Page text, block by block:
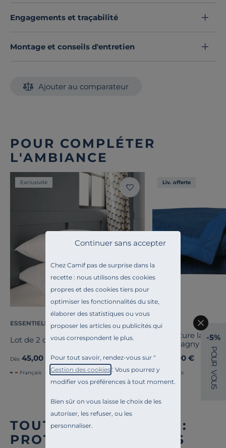
Chez Camif pas de surprise dans la
recette : nous utilisons des cookies
propres et des cookies tiers pour
optimiser les fonctionnalités du site,
élaborer des statistiques ou vous
proposer les articles ou publicités qui
vous correspondent le plus.
Pour tout savoir, rendez-vous sur "
Gestion des cookies". Vous pourrez y
modifier vos préférences à tout moment.
Bien sûr on vous laisse le choix de les
autoriser, les refuser, ou les
personnaliser.
Continuer sans accepter
Engagements et traçabilité
Montage et conseils d'entretien
Ajouter au comparateur
POUR COMPLÉTER
L'AMBIANCE
Exclusivité
ESSENTIELS PAR CAMIF
Lot de 2 oreillers Pacôme
Dès 45,00 €
Français
Liv. offerte
OURSON
Couverture laine
Champagny
Dès 89,00 €
Français
TOUTE NOTRE OFFRE :
PROTÈGES OREILLERS
-5%
P
O
U
R
V
O
U
S